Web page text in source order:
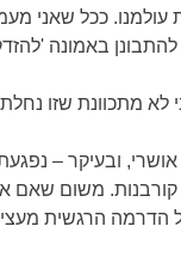
ככל שאני
באמונה
לא מתכוונת שזו
אושרי, ובעיקר –
קורבנות. משום שאם
הדרמה הרגשית